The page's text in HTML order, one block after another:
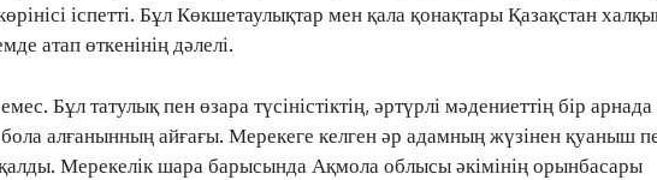
іспетті. Бұл Көкшетаулықтар мен қала қонақтары Қазақстан
атап өткенінің дәлелі.
Бұл татулық пен өзара түсіністіктің, әртүрлі мәдениеттің бір арнада
бола алғанынның айғағы. Мерекеге келген әр адамның жүзінен қуаныш
Мерекелік шара барысында Ақмола облысы әкімінің орынбасары